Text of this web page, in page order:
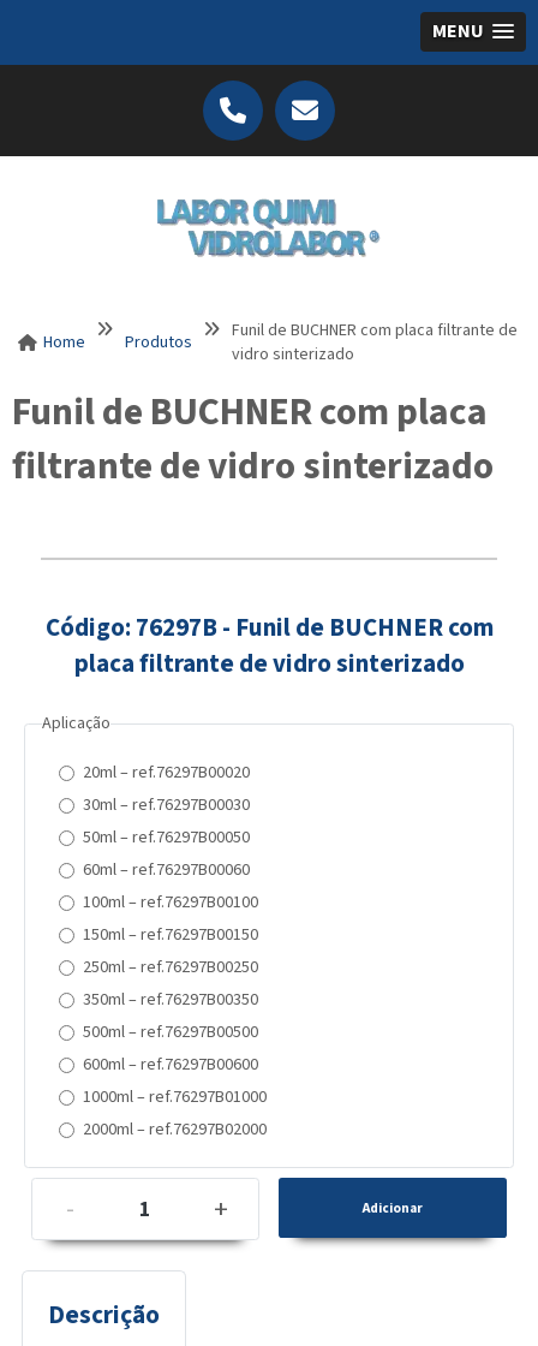
MENU
Home Produtos
Funil de BUCHNER com placa filtrante de
vidro sinterizado
Funil de BUCHNER com placa
filtrante de vidro sinterizado
Código: 76297B - Funil de BUCHNER com
placa filtrante de vidro sinterizado
Aplicação
20ml – ref.76297B00020
30ml – ref.76297B00030
50ml – ref.76297B00050
60ml – ref.76297B00060
100ml – ref.76297B00100
150ml – ref.76297B00150
250ml – ref.76297B00250
350ml – ref.76297B00350
500ml – ref.76297B00500
600ml – ref.76297B00600
1000ml – ref.76297B01000
2000ml – ref.76297B02000
- +
Descrição